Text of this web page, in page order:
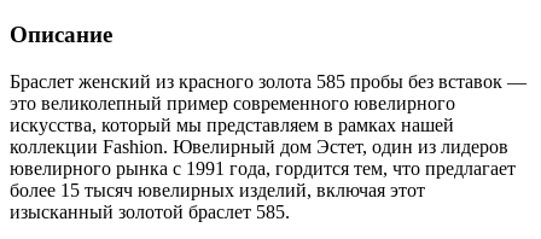
Описание
Браслет женский из красного золота 585 пробы без вставок —
это великолепный пример современного ювелирного
искусства, который мы представляем в рамках нашей
коллекции Fashion. Ювелирный дом Эстет, один из лидеров
ювелирного рынка с 1991 года, гордится тем, что предлагает
более 15 тысяч ювелирных изделий, включая этот
изысканный золотой браслет 585.